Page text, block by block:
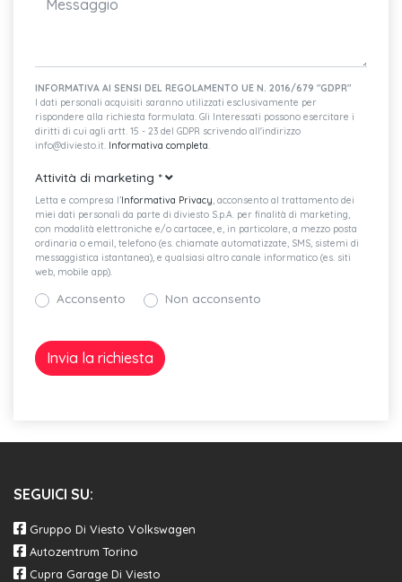
INFORMATIVA AI SENSI DEL REGOLAMENTO UE N. 2016/679 "GDPR"
I dati personali acquisiti saranno utilizzati esclusivamente per
rispondere alla richiesta formulata. Gli Interessati possono esercitare i
diritti di cui agli artt. 15 - 23 del GDPR scrivendo all'indirizzo
info@diviesto.it. Informativa completa.
Attività di marketing *
Letta e compresa l’Informativa Privacy, acconsento al trattamento dei
miei dati personali da parte di diviesto S.p.A. per finalità di marketing,
con modalità elettroniche e/o cartacee, e, in particolare, a mezzo posta
ordinaria o email, telefono (es. chiamate automatizzate, SMS, sistemi di
messaggistica istantanea), e qualsiasi altro canale informatico (es. siti
web, mobile app).
Acconsento Non acconsento
SEGUICI SU:
Gruppo Di Viesto Volkswagen
Autozentrum Torino
Cupra Garage Di Viesto